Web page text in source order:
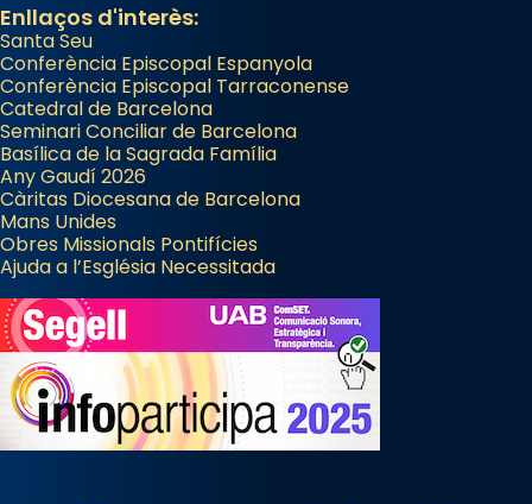
Enllaços d'interès:
Santa Seu
Conferència Episcopal Espanyola
Conferència Episcopal Tarraconense
Catedral de Barcelona
Seminari Conciliar de Barcelona
Basílica de la Sagrada Família
Any Gaudí 2026
Càritas Diocesana de Barcelona
Mans Unides
Obres Missionals Pontifícies
Ajuda a l’Església Necessitada